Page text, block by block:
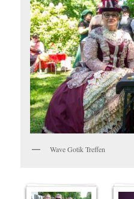
Wave Gotik Treffen